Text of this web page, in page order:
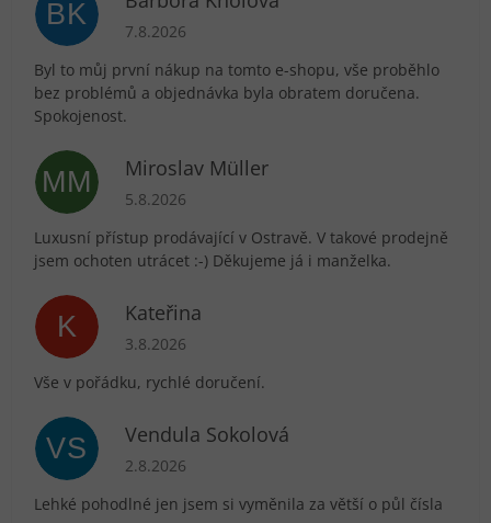
BK Hodnocení obchodu je 5 z 5 hvězdiček.
7.8.2026
Byl to můj první nákup na tomto e-shopu, vše proběhlo
bez problémů a objednávka byla obratem doručena.
Spokojenost.
MM Miroslav Müller
Hodnocení obchodu je 5 z 5 hvězdiček.
5.8.2026
Luxusní přístup prodávající v Ostravě. V takové prodejně
jsem ochoten utrácet :-) Děkujeme já i manželka.
K Kateřina
Hodnocení obchodu je 5 z 5 hvězdiček.
3.8.2026
Vše v pořádku, rychlé doručení.
VS Vendula Sokolová
Hodnocení obchodu je 5 z 5 hvězdiček.
2.8.2026
Lehké pohodlné jen jsem si vyměnila za větší o půl čísla